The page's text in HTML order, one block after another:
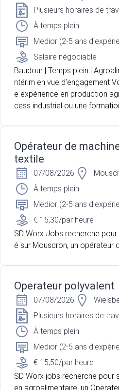
Plusieurs horaires de
À temps plein
Medior (2-5 ans
Salaire négociable
Baudour | Temps plein |
ntérim en vue d’engagement
e expérience en production
cess industriel ou une
ous pouvez suivre un produit
qu'à sa transformation ? Pour
s, acteur majeur du secteur
situé à Baudour, nous
production pour renforcer les
la réception et de la
cuperez une fonction
ualité, conduite d'installations,
production et gestion des flux.
Opérateur de
textile
07/08/2026
À temps plein
Medior (2-5 ans
€ 15,30/par heure
SD Worx Jobs recherche
é sur Mouscron, un
Operateur polyvalent
07/08/2026
Plusieurs horaires de
À temps plein
Medior (2-5 ans
€ 15,50/par heure
SD Worx jobs recherche pour
en agroalimentaire, un